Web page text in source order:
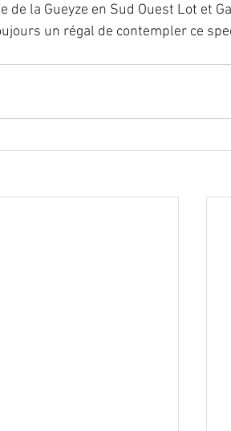
la Gueyze en Sud Ouest Lot et
un régal de contempler ce